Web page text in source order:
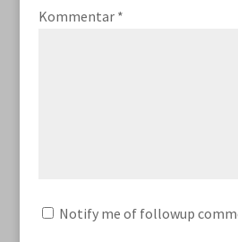
Kommentar *
Notify me of followup